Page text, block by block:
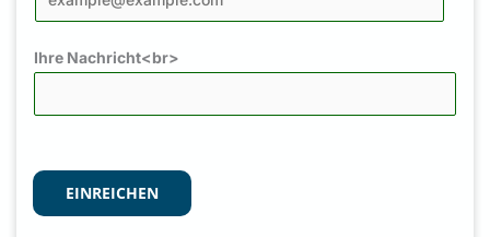
Ihre Nachricht<br>
EINREICHEN